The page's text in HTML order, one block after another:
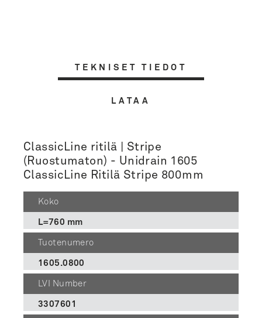
TEKNISET TIEDOT
LATAA
ClassicLine ritilä | Stripe
(Ruostumaton) - Unidrain 1605
ClassicLine Ritilä Stripe 800mm
Koko
L=760 mm
Tuotenumero
1605.0800
LVI Number
3307601